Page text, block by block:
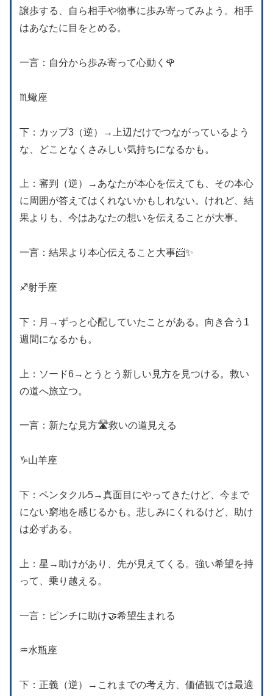
譲歩する、自ら相手や物事に歩み寄ってみよう。相手
はあなたに目をとめる。
一言：自分から歩み寄って心動く🌹
♏️蠍座
下：カップ3（逆）→上辺だけでつながっているよう
な、どことなくさみしい気持ちになるかも。
上：審判（逆）→あなたが本心を伝えても、その本心
に周囲が答えてはくれないかもしれない。けれど、結
果よりも、今はあなたの想いを伝えることが大事。
一言：結果より本心伝えること大事📨✨
♐️射手座
下：月→ずっと心配していたことがある。向き合う1
週間になるかも。
上：ソード6→とうとう新しい見方を見つける。救い
の道へ旅立つ。
一言：新たな見方🛣️救いの道見える
♑️山羊座
下：ペンタクル5→真面目にやってきたけど、今まで
にない窮地を感じるかも。悲しみにくれるけど、助け
は必ずある。
上：星→助けがあり、先が見えてくる。強い希望を持
って、乗り越える。
一言：ピンチに助け🤝希望生まれる
♒️水瓶座
下：正義（逆）→これまでの考え方、価値観では最適